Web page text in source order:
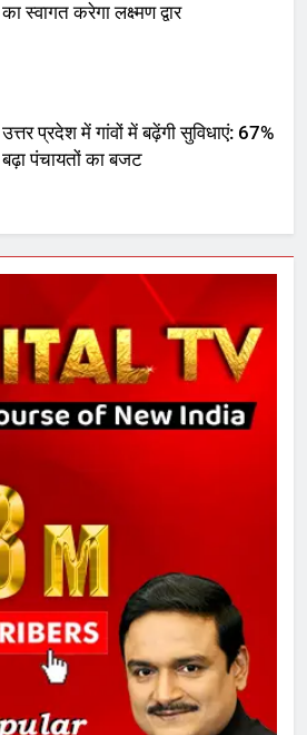
का स्वागत करेगा लक्ष्मण द्वार
उत्तर प्रदेश में गांवों में बढ़ेंगी सुविधाएं: 67%
बढ़ा पंचायतों का बजट
गाजा युद्धविराम को लेकर बड़ी खबरें
चुनाव से पहले लालू परिवार पर बड़ा झटका,
तय किए
सुप्रीम कोर्ट ने राहुल गांधी के ‘वोट चोरी’
के आरोप खारिज किए, शेखपुरा में पीएम की
मां को गाली पर कोर्ट का समन जारी
अमर शहीद ठाकुर रोशन सिंह के नाम पर